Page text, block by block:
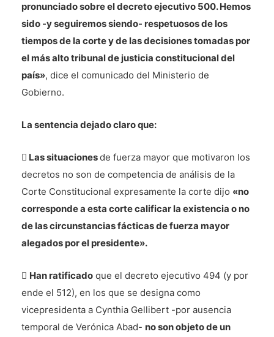
pronunciado sobre el decreto ejecutivo 500. Hemos
sido -y seguiremos siendo- respetuosos de los
tiempos de la corte y de las decisiones tomadas por
el más alto tribunal de justicia constitucional del
país», dice el comunicado del Ministerio de
Gobierno.
La sentencia dejado claro que:
 Las situacionesde fuerza mayor que motivaron los
decretos no son de competencia de análisis de la
Corte Constitucional expresamente la corte dijo «no
corresponde a esta corte calificar la existencia o no
de las circunstancias fácticas de fuerza mayor
alegados por el presidente».
 Han ratificado que el decreto ejecutivo 494 (y por
ende el 512), en los que se designa como
vicepresidenta a Cynthia Gellibert -por ausencia
temporal de Verónica Abad- no son objeto de un